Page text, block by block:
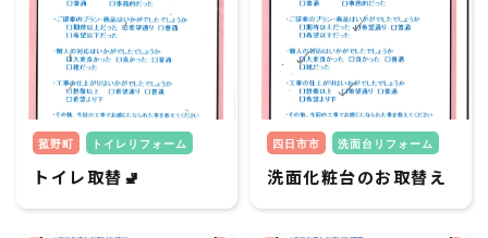
菰野町 トイレリフォーム
トイレ取替🚽
四日市市 洗面台リフォーム
洗面化粧台のお取替え